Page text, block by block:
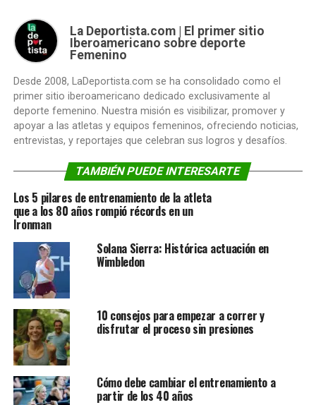
La Deportista.com | El primer sitio
Iberoamericano sobre deporte
Femenino
Desde 2008, LaDeportista.com se ha consolidado como el
primer sitio iberoamericano dedicado exclusivamente al
deporte femenino. Nuestra misión es visibilizar, promover y
apoyar a las atletas y equipos femeninos, ofreciendo noticias,
entrevistas, y reportajes que celebran sus logros y desafíos.
TAMBIÉN PUEDE INTERESARTE
Los 5 pilares de entrenamiento de la atleta
que a los 80 años rompió récords en un
Ironman
Solana Sierra: Histórica actuación en
Wimbledon
10 consejos para empezar a correr y
disfrutar el proceso sin presiones
Cómo debe cambiar el entrenamiento a
partir de los 40 años